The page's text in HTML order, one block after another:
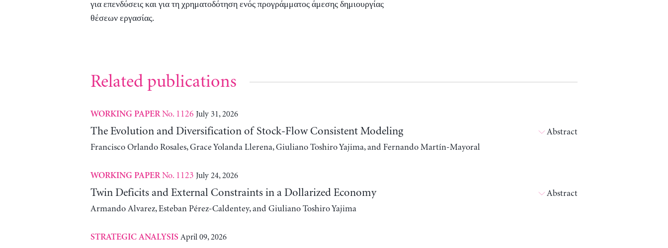
για επενδύσεις και για τη χρηματοδότηση ενός προγράμματος άμεσης δημιουργίας
θέσεων εργασίας.
Related publications
WORKING PAPERNo. 1126 July 31, 2026
The Evolution and Diversification of Stock-Flow Consistent Modeling
Francisco Orlando Rosales, Grace Yolanda Llerena, Giuliano Toshiro Yajima, and Fernando Martín-Mayoral
Abstract
WORKING PAPERNo. 1123 July 24, 2026
Twin Deficits and External Constraints in a Dollarized Economy
Armando Alvarez, Esteban Pérez-Caldentey, and Giuliano Toshiro Yajima
Abstract
STRATEGIC ANALYSIS April 09, 2026